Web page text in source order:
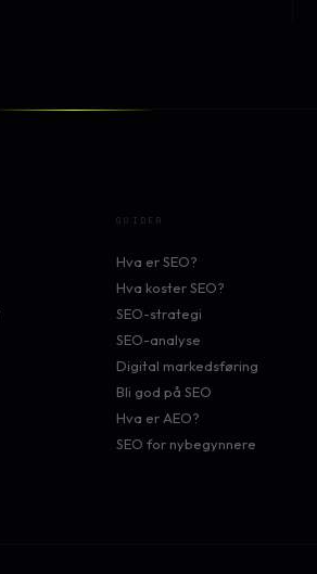
GUIDER
Hva er SEO?
Hva koster SEO?
SEO-strategi
SEO-analyse
Digital markedsføring
Bli god på SEO
Hva er AEO?
SEO for nybegynnere